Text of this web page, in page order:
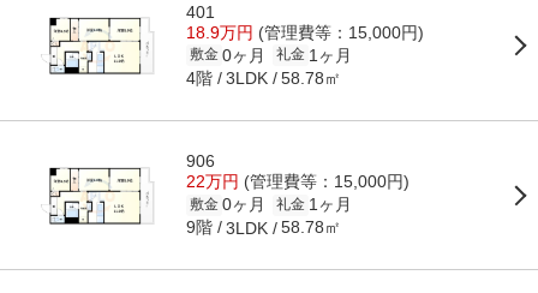
401
18.9万円 (管理費等：15,000円)
敷金 0ヶ月 礼金 1ヶ月
4階 3LDK 58.78㎡
906
22万円 (管理費等：15,000円)
敷金 0ヶ月 礼金 1ヶ月
9階 3LDK 58.78㎡